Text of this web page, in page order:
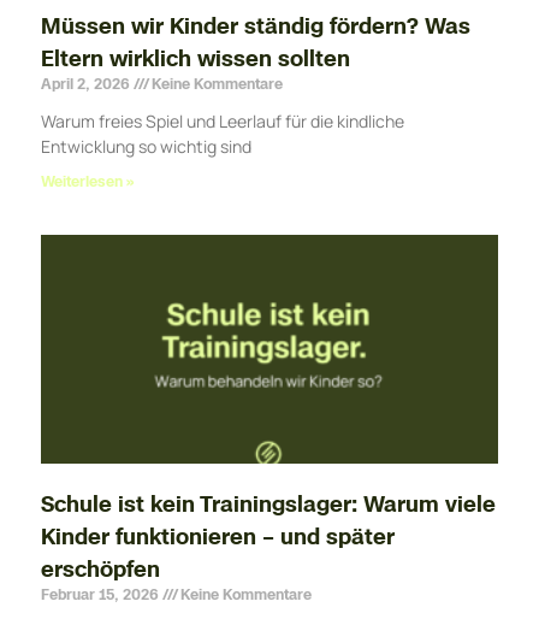
Müssen wir Kinder ständig fördern? Was
Eltern wirklich wissen sollten
April 2, 2026 Keine Kommentare
Warum freies Spiel und Leerlauf für die kindliche
Entwicklung so wichtig sind
Weiterlesen »
Schule ist kein Trainingslager: Warum viele
Kinder funktionieren – und später
erschöpfen
Februar 15, 2026 Keine Kommentare